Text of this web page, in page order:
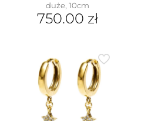
duże, 10cm
750.00 zł